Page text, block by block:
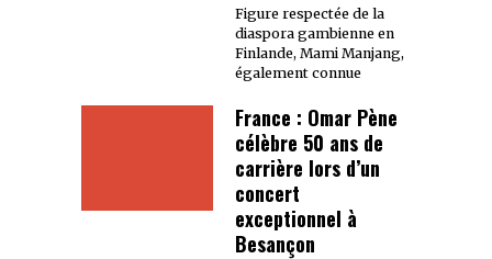
Figure respectée de la
diaspora gambienne en
Finlande, Mami Manjang,
également connue
France : Omar Pène
célèbre 50 ans de
carrière lors d’un
concert
exceptionnel à
Besançon